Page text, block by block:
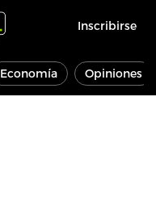
Inscribirse
Economía Opiniones